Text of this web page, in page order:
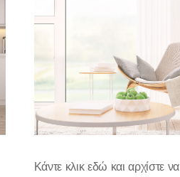
Κάντε κλικ εδώ και αρχίστε να